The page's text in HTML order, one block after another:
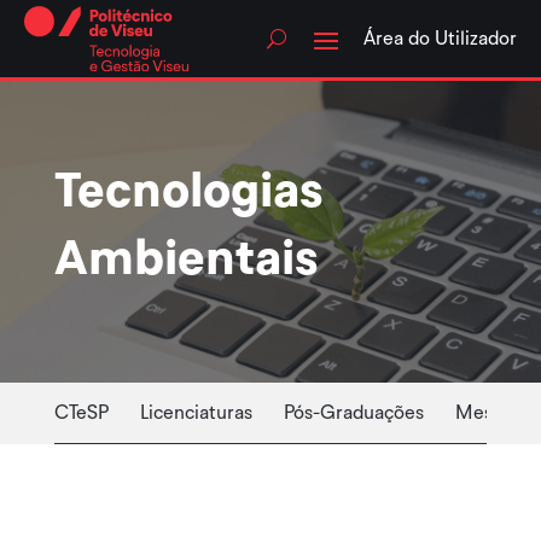
Skip
Área do Utilizador
Tecnologias
Ambientais
CTeSP Licenciaturas Pós-Graduações